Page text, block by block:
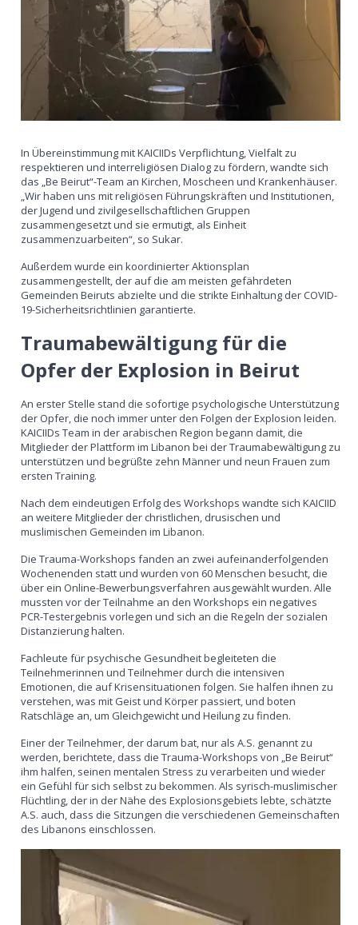
In Übereinstimmung mit KAICIIDs Verpflichtung, Vielfalt zu
respektieren und interreligiösen Dialog zu fördern, wandte sich
das „Be Beirut“-Team an Kirchen, Moscheen und Krankenhäuser.
„Wir haben uns mit religiösen Führungskräften und Institutionen,
der Jugend und zivilgesellschaftlichen Gruppen
zusammengesetzt und sie ermutigt, als Einheit
zusammenzuarbeiten“, so Sukar.
Außerdem wurde ein koordinierter Aktionsplan
zusammengestellt, der auf die am meisten gefährdeten
Gemeinden Beiruts abzielte und die strikte Einhaltung der COVID-
19-Sicherheitsrichtlinien garantierte.
Traumabewältigung für die
Opfer der Explosion in Beirut
An erster Stelle stand die sofortige psychologische Unterstützung
der Opfer, die noch immer unter den Folgen der Explosion leiden.
KAICIIDs Team in der arabischen Region begann damit, die
Mitglieder der Plattform im Libanon bei der Traumabewältigung zu
unterstützen und begrüßte zehn Männer und neun Frauen zum
ersten Training.
Nach dem eindeutigen Erfolg des Workshops wandte sich KAICIID
an weitere Mitglieder der christlichen, drusischen und
muslimischen Gemeinden im Libanon.
Die Trauma-Workshops fanden an zwei aufeinanderfolgenden
Wochenenden statt und wurden von 60 Menschen besucht, die
über ein Online-Bewerbungsverfahren ausgewählt wurden. Alle
mussten vor der Teilnahme an den Workshops ein negatives
PCR-Testergebnis vorlegen und sich an die Regeln der sozialen
Distanzierung halten.
Fachleute für psychische Gesundheit begleiteten die
Teilnehmerinnen und Teilnehmer durch die intensiven
Emotionen, die auf Krisensituationen folgen. Sie halfen ihnen zu
verstehen, was mit Geist und Körper passiert, und boten
Ratschläge an, um Gleichgewicht und Heilung zu finden.
Einer der Teilnehmer, der darum bat, nur als A.S. genannt zu
werden, berichtete, dass die Trauma-Workshops von „Be Beirut“
ihm halfen, seinen mentalen Stress zu verarbeiten und wieder
ein Gefühl für sich selbst zu bekommen. Als syrisch-muslimischer
Flüchtling, der in der Nähe des Explosionsgebiets lebte, schätzte
A.S. auch, dass die Sitzungen die verschiedenen Gemeinschaften
des Libanons einschlossen.